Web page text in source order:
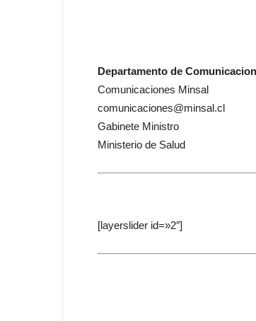
Departamento de
Comunicaciones Minsal
comunicaciones@minsal.cl
Gabinete Ministro
Ministerio de Salud
[layerslider id=»2″]